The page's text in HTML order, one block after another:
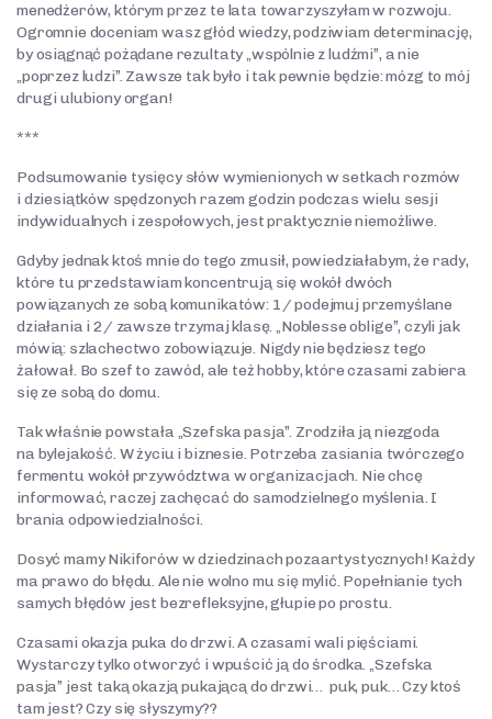
menedżerów, którym przez te lata towarzyszyłam w rozwoju.
Ogromnie doceniam wasz głód wiedzy, podziwiam determinację,
by osiągnąć pożądane rezultaty „wspólnie z ludźmi”, a nie
„poprzez ludzi”. Zawsze tak było i tak pewnie będzie: mózg to mój
drugi ulubiony organ!
***
Podsumowanie tysięcy słów wymienionych w setkach rozmów
i dziesiątków spędzonych razem godzin podczas wielu sesji
indywidualnych i zespołowych, jest praktycznie niemożliwe.
Gdyby jednak ktoś mnie do tego zmusił, powiedziałabym, że rady,
które tu przedstawiam koncentrują się wokół dwóch
powiązanych ze sobą komunikatów: 1/ podejmuj przemyślane
działania i 2/ zawsze trzymaj klasę. „Noblesse oblige”, czyli jak
mówią: szlachectwo zobowiązuje. Nigdy nie będziesz tego
żałował. Bo szef to zawód, ale też hobby, które czasami zabiera
się ze sobą do domu.
Tak właśnie powstała „Szefska pasja”. Zrodziła ją niezgoda
na bylejakość. W życiu i biznesie. Potrzeba zasiania twórczego
fermentu wokół przywództwa w organizacjach. Nie chcę
informować, raczej zachęcać do samodzielnego myślenia. I
brania odpowiedzialności.
Dosyć mamy Nikiforów w dziedzinach pozaartystycznych! Każdy
ma prawo do błędu. Ale nie wolno mu się mylić. Popełnianie tych
samych błędów jest bezrefleksyjne, głupie po prostu.
Czasami okazja puka do drzwi. A czasami wali pięściami.
Wystarczy tylko otworzyć i wpuścić ją do środka. „Szefska
pasja” jest taką okazją pukającą do drzwi… puk, puk… Czy ktoś
tam jest? Czy się słyszymy??